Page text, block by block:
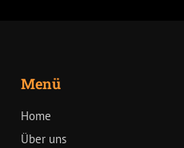
Menü
Home
Über uns